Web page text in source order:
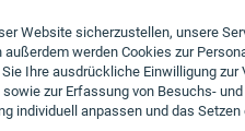
Website sicherzustellen, unsere
werden Cookies zur
Ihre ausdrückliche Einwilligung zur
zur Erfassung von Besuchs-
individuell anpassen und das
128 Kbit/